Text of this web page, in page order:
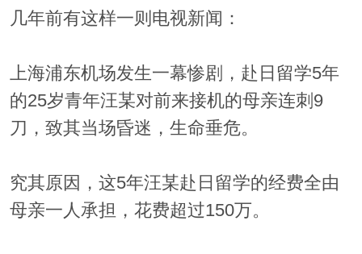
几年前有这样一则电视新闻：
上海浦东机场发生一幕惨剧，赴日留学5年
的25岁青年汪某对前来接机的母亲连刺9
刀，致其当场昏迷，生命垂危。
究其原因，这5年汪某赴日留学的经费全由
母亲一人承担，花费超过150万。